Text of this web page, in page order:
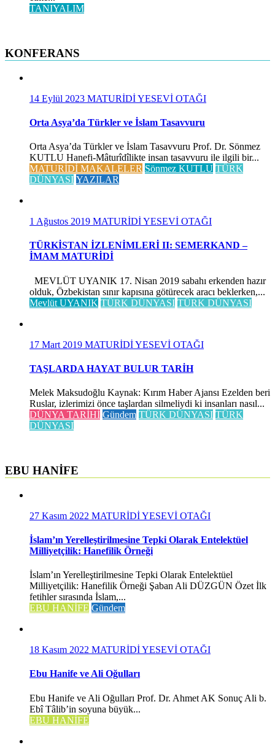
TANIYALIM
KONFERANS
14 Eylül 2023 MATURİDİ YESEVİ OTAĞI
Orta Asya’da Türkler ve İslam Tasavvuru
Orta Asya’da Türkler ve İslam Tasavvuru Prof. Dr. Sönmez
KUTLU Hanefi-Mâturîdîlikte insan tasavvuru ile ilgili bir...
MATURİDİ MAKALELER Sönmez KUTLU TÜRK
DÜNYASI YAZILAR
1 Ağustos 2019 MATURİDİ YESEVİ OTAĞI
TÜRKİSTAN İZLENİMLERİ II: SEMERKAND –
İMAM MATURİDİ
MEVLÜT UYANIK 17. Nisan 2019 sabahı erkenden hazır
olduk, Özbekistan sınır kapısına götürecek aracı beklerken,...
Mevlüt UYANIK TÜRK DÜNYASI TÜRK DÜNYASI
17 Mart 2019 MATURİDİ YESEVİ OTAĞI
TAŞLARDA HAYAT BULUR TARİH
Melek Maksudoğlu Kaynak: Kırım Haber Ajansı Ezelden beri
Ruslar, izlerimizi önce taşlardan silmeliydi ki insanları nasıl...
DÜNYA TARİHİ Gündem TÜRK DÜNYASI TÜRK
DÜNYASI
EBU HANİFE
27 Kasım 2022 MATURİDİ YESEVİ OTAĞI
İslam’ın Yerelleştirilmesine Tepki Olarak Entelektüel
Milliyetçilik: Hanefilik Örneği
İslam’ın Yerelleştirilmesine Tepki Olarak Entelektüel
Milliyetçilik: Hanefilik Örneği Şaban Ali DÜZGÜN Özet İlk
fetihler sırasında İslam,...
EBU HANİFE Gündem
18 Kasım 2022 MATURİDİ YESEVİ OTAĞI
Ebu Hanife ve Ali Oğulları
Ebu Hanife ve Ali Oğulları Prof. Dr. Ahmet AK Sonuç Ali b.
Ebî Tâlib’in soyuna büyük...
EBU HANİFE